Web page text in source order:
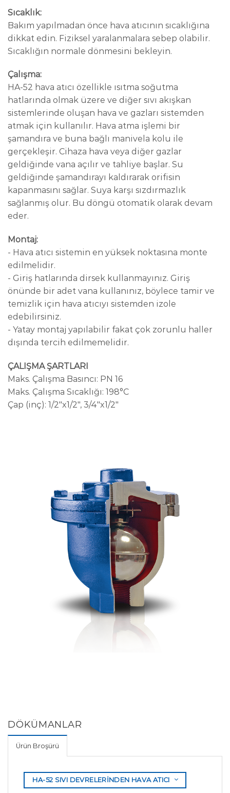
Sıcaklık:
Bakım yapılmadan önce hava atıcının sıcaklığına
dikkat edin. Fiziksel yaralanmalara sebep olabilir.
Sıcaklığın normale dönmesini bekleyin.
Çalışma:
HA-52 hava atıcı özellikle ısıtma soğutma
hatlarında olmak üzere ve diğer sıvı akışkan
sistemlerinde oluşan hava ve gazları sistemden
atmak için kullanılır. Hava atma işlemi bir
şamandıra ve buna bağlı manivela kolu ile
gerçekleşir. Cihaza hava veya diğer gazlar
geldiğinde vana açılır ve tahliye başlar. Su
geldiğinde şamandırayı kaldırarak orifisin
kapanmasını sağlar. Suya karşı sızdırmazlık
sağlanmış olur. Bu döngü otomatik olarak devam
eder.
Montaj:
- Hava atıcı sistemin en yüksek noktasına monte
edilmelidir.
- Giriş hatlarında dirsek kullanmayınız. Giriş
önünde bir adet vana kullanınız, böylece tamir ve
temizlik için hava atıcıyı sistemden izole
edebilirsiniz.
- Yatay montaj yapılabilir fakat çok zorunlu haller
dışında tercih edilmemelidir.
ÇALIŞMA ŞARTLARI
Maks. Çalışma Basıncı: PN 16
Maks. Çalışma Sıcaklığı: 198°C
Çap (inç): 1/2"x1/2", 3/4"x1/2"
DÖKÜMANLAR
Ürün Broşürü
HA-52 SIVI DEVRELERİNDEN HAVA ATICI